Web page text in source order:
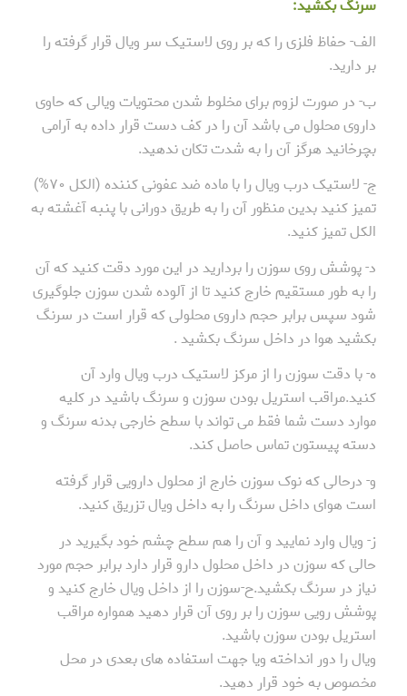
سرنگ بکشید:
الف- حفاظ فلزی را که بر روی لاستیک سر ویال قرار گرفته را
بر دارید.
ب- در صورت لزوم برای مخلوط شدن محتویات ویالی که حاوی
داروی محلول می باشد آن را در کف دست قرار داده به آرامی
بچرخانید هرگز آن را به شدت تکان ندهید.
ج- لاستیک درب ویال را با ماده ضد عفونی کننده (الکل ۷۰%)
تمیز کنید بدین منظور آن را به طریق دورانی با پنبه آغشته به
الکل تمیز کنید.
د- پوشش روی سوزن را بردارید در این مورد دقت کنید که آن
را به طور مستقیم خارج کنید تا از آلوده شدن سوزن جلوگیری
شود سپس برابر حجم داروی محلولی که قرار است در سرنگ
بکشید هوا در داخل سرنگ بکشید .
ه- با دقت سوزن را از مرکز لاستیک درب ویال وارد آن
کنید.مراقب استریل بودن سوزن و سرنگ باشید در کلیه
موارد دست شما فقط می تواند با سطح خارجی بدنه سرنگ و
دسته پیستون تماس حاصل کند.
و- درحالی که نوک سوزن خارج از محلول دارویی قرار گرفته
است هوای داخل سرنگ را به داخل ویال تزریق کنید.
ز- ویال وارد نمایید و آن را هم سطح چشم خود بگیرید در
حالی که سوزن در داخل محلول دارو قرار دارد برابر حجم مورد
نیاز در سرنگ بکشید.ح-سوزن را از داخل ویال خارج کنید و
پوشش رویی سوزن را بر روی آن قرار دهید همواره مراقب
استریل بودن سوزن باشید.
ویال را دور انداخته ویا جهت استفاده های بعدی در محل
مخصوص به خود قرار دهید.